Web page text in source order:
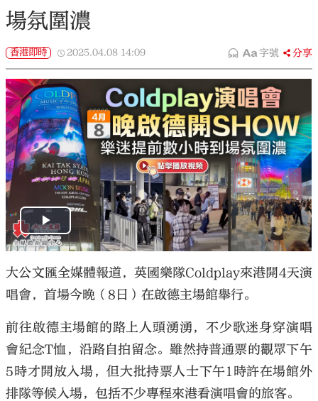
場氛圍濃
香港即時 2025.04.08 14:09 字號 分享
大公文匯全媒體報道，英國樂隊Coldplay來港開4天演
唱會，首場今晚（8日）在啟德主場館舉行。
前往啟德主場館的路上人頭湧湧，不少歌迷身穿演唱
會紀念T恤，沿路自拍留念。雖然持普通票的觀眾下午
5時才開放入場，但大批持票人士下午1時許在場館外
排隊等候入場，包括不少專程來港看演唱會的旅客。